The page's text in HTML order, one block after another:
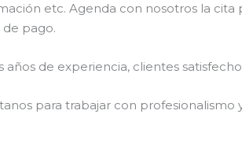
etc. Agenda con nosotros la cita
de pago.
años de experiencia, clientes
para trabajar con profesionalismo